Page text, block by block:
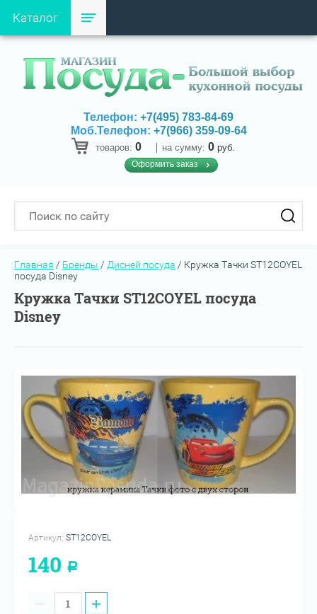
Каталог
Телефон: +7(495) 783-84-69
Моб.Телефон: +7(966) 359-09-64
товаров: 0 на сумму: 0 руб.
Оформить заказ
Главная / Бренды / Дисней посуда / Кружка Тачки ST12COYEL
посуда Disney
Кружка Тачки ST12COYEL посуда
Disney
Артикул: ST12COYEL
140 Р
− +